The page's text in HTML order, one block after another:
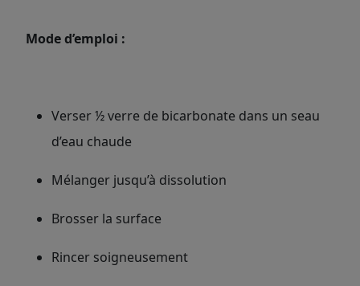
Mode d’emploi :
Verser ½ verre de bicarbonate dans un seau
d’eau chaude
Mélanger jusqu’à dissolution
Brosser la surface
Rincer soigneusement